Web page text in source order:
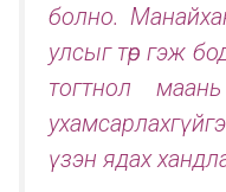
болно.
улсыг төр гэж
тогтнол
үзэн ядах